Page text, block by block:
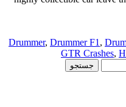
Drummer, Drummer F1 ,
GTR Crashes,